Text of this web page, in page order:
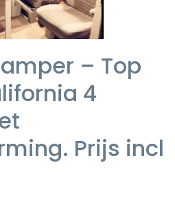
– Top
4
Prijs incl